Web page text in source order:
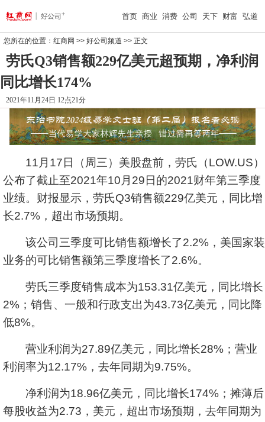
首页 商业 消费 公司 天下 财富 弘道
您所在的位置： 红商网 >> 好公司频道 >> 正文
劳氏Q3销售额229亿美元超预期，净利润
同比增长174%
2021年11月24日 12点21分
11月17日（周三）美股盘前，劳氏（LOW.US）
公布了截止至2021年10月29日的2021财年第三季度
业绩。财报显示，劳氏Q3销售额229亿美元，同比增
长2.7%，超出市场预期。
该公司三季度可比销售额增长了2.2%，美国家装
业务的可比销售额第三季度增长了2.6%。
劳氏三季度销售成本为153.31亿美元，同比增长
2%；销售、一般和行政支出为43.73亿美元，同比降
低8%。
营业利润为27.89亿美元，同比增长28%；营业
利润率为12.17%，去年同期为9.75%。
净利润为18.96亿美元，同比增长174%；摊薄后
每股收益为2.73，美元，超出市场预期，去年同期为